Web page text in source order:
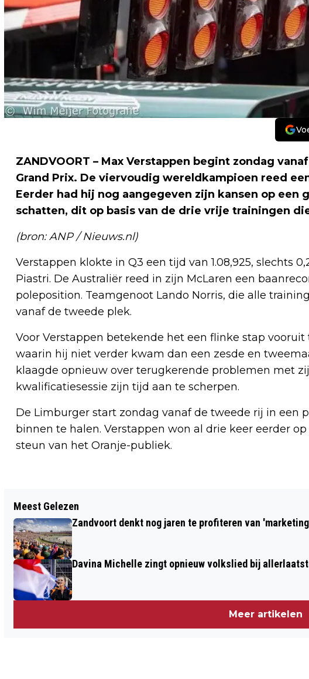
ZANDVOORT – Max Verstappen begint zondag
Grand Prix. De viervoudig wereldkampioen reed
Eerder had hij nog aangegeven zijn kansen op
schatten, dit op basis van de drie vrije trainingen
(bron: ANP / Nieuws.nl)
Verstappen klokte in Q3 een tijd van 1.08,925, slechts
Piastri. De Australiër reed in zijn McLaren een
poleposition. Teamgenoot Lando Norris, die alle
vanaf de tweede plek.
Voor Verstappen betekende het een flinke stap
waarin hij niet verder kwam dan een zesde en
klaagde opnieuw over terugkerende problemen met
kwalificatiesessie zijn tijd aan te scherpen.
De Limburger start zondag vanaf de tweede rij in een
binnen te halen. Verstappen won al drie keer eerder
steun van het Oranje-publiek.
STRAATGESPREK: ZANDVOORT INSIDE
GAAT OP ZOEK NAAR HET ULTIEME F1-
GEVOEL
Meest Gelezen
Zandvoort denkt nog jaren te profiteren van
Davina Michelle zingt opnieuw volkslied bij
Meer artikelen